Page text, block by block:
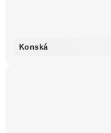
Konská